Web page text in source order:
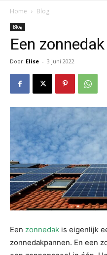
Home Blog
Blog
Een zonnedak
Door Elise - 3 juni 2022
Een zonnedak is eigenlijk
zonnedakpannen. En een